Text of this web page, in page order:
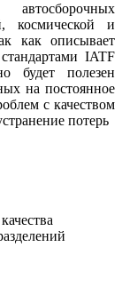
космической и
как описывает
IATF
будет полезен
на постоянное
с качеством
потерь